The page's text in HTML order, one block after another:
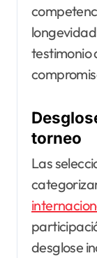
testimonio
torneo
Las
desglose